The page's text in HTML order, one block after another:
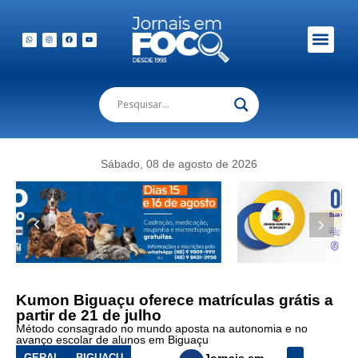
Sábado, 08 de agosto de 2026
Kumon Biguaçu oferece matrículas grátis a
partir de 21 de julho
Método consagrado no mundo aposta na autonomia e no
avanço escolar de alunos em Biguaçu